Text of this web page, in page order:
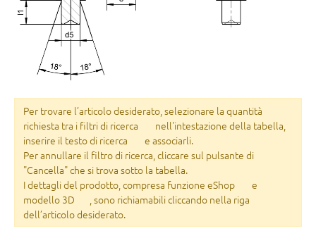
Per trovare l’articolo desiderato, selezionare la quantità
richiesta tra i filtri di ricerca
nell'intestazione della tabella,
inserire il testo di ricerca
e associarli.
Per annullare il filtro di ricerca, cliccare sul pulsante di
"Cancella" che si trova sotto la tabella.
I dettagli del prodotto, compresa funzione eShop
e
modello 3D
, sono richiamabili cliccando nella riga
dell’articolo desiderato.